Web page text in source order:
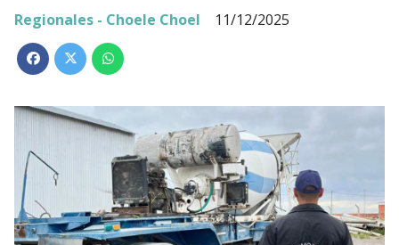
Regionales - Choele Choel
11/12/2025